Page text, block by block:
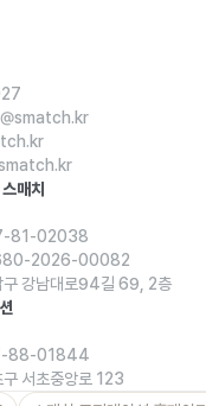
매치
81-02038
2026-00082
구 강남대로94길 69, 2층
88-01844
구 서초중앙로 123